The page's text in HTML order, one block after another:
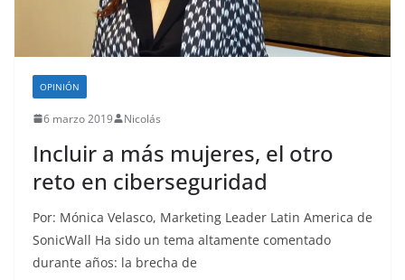
OPINIÓN
6 marzo 2019 Nicolás
Incluir a más mujeres, el otro
reto en ciberseguridad
Por: Mónica Velasco, Marketing Leader Latin America de
SonicWall Ha sido un tema altamente comentado
durante años: la brecha de